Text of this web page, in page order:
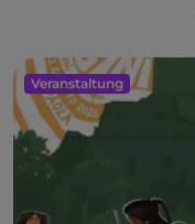
Veranstaltung